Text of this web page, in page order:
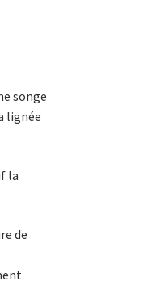
songe
lignée
la
de